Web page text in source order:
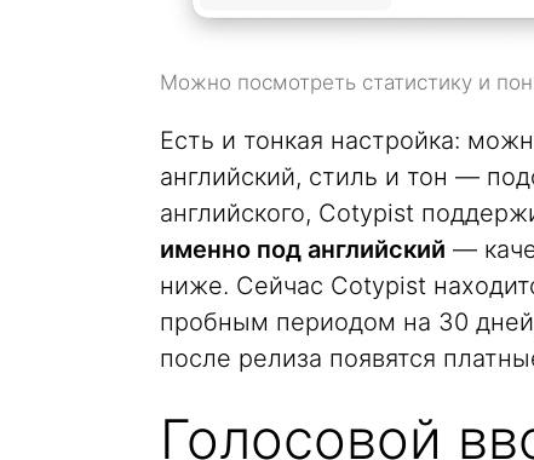
Можно посмотреть статистику и
Есть и тонкая настройка:
английский, стиль и тон —
английского, Cotypist
именно под английский —
ниже. Сейчас Cotypist
пробным периодом на 30
после релиза появятся
Голосовой